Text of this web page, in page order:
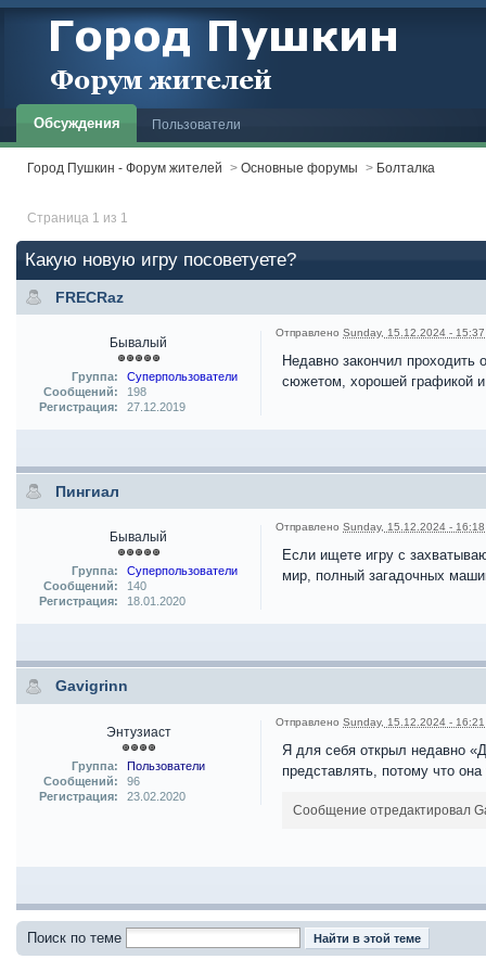
Обсуждения Пользователи
Город Пушкин - Форум жителей > Основные форумы > Болталка
Страница 1 из 1
Какую новую игру посоветуете?
FRECRaz
Бывалый
Группа:
Суперпользователи
Сообщений:
198
Регистрация:
27.12.2019
Отправлено Sunday, 15.12.2024 - 15:37
Недавно закончил
сюжетом, хорошей графикой
Пингиал
Бывалый
Группа:
Суперпользователи
Сообщений:
140
Регистрация:
18.01.2020
Отправлено Sunday, 15.12.2024 - 16:18
Если ищете игру с
мир, полный загадочных
Gavigrinn
Энтузиаст
Группа:
Пользователи
Сообщений:
96
Регистрация:
23.02.2020
Отправлено Sunday, 15.12.2024 - 16:21
Я для себя открыл недавно
представлять, потому что
Сообщение отредактировал
Поиск по теме